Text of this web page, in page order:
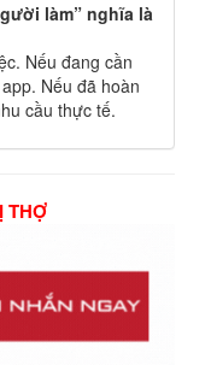
làm” nghĩa là
Nếu đang cần
Nếu đã hoàn
cầu thực tế.
THỢ